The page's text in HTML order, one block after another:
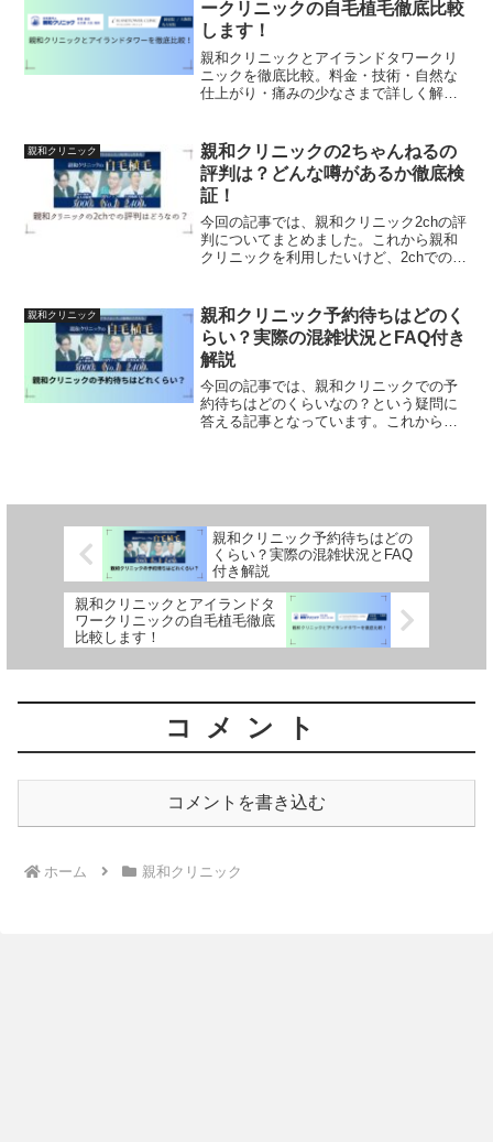
ークリニックの自毛植毛徹底比較
します！
親和クリニックとアイランドタワークリ
ニックを徹底比較。料金・技術・自然な
仕上がり・痛みの少なさまで詳しく解
親和クリニック
親和クリニックの2ちゃんねるの
評判は？どんな噂があるか徹底検
証！
今回の記事では、親和クリニック2chの評
判についてまとめました。これから親和
クリニックを利用したいけど、2chでの評
親和クリニック
親和クリニック予約待ちはどのく
らい？実際の混雑状況とFAQ付き
解説
今回の記事では、親和クリニックでの予
約待ちはどのくらいなの？という疑問に
答える記事となっています。これから親
親和クリニック予約待ちはどの
くらい？実際の混雑状況とFAQ
付き解説
親和クリニックとアイランドタ
ワークリニックの自毛植毛徹底
比較します！
コメント
コメントを書き込む
ホーム 親和クリニック